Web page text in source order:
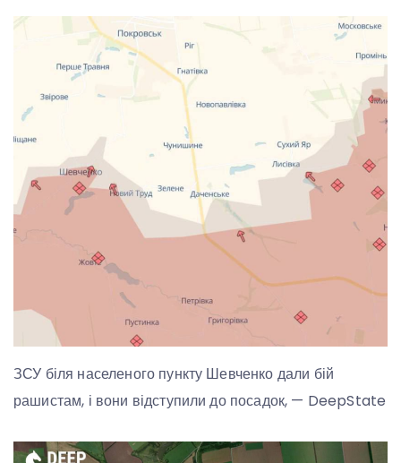
ЗСУ біля населеного пункту Шевченко дали бій
рашистам, і вони відступили до посадок, — DeepState